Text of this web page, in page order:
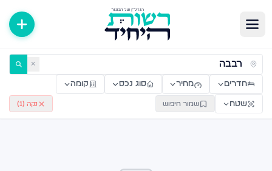
דירות למכירה ולהשכרה — רשות היחיד ✕
חדרים מחיר סוג נכס קומה
שטח שמור חיפוש נקה ( 1
)